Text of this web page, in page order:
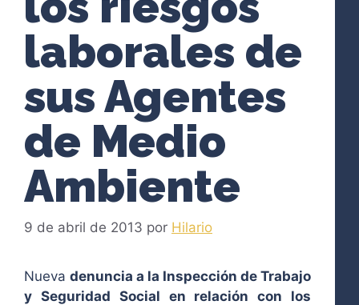
laborales de
sus Agentes
de Medio
Ambiente
9 de abril de 2013 por Hilario
Nueva denuncia a la Inspección de Trabajo
y Seguridad Social en relación con los